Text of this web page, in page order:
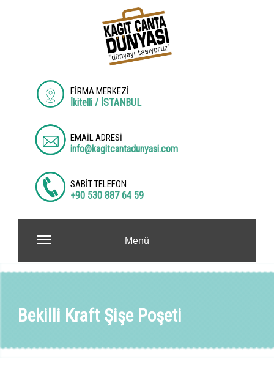
FİRMA MERKEZİ
İkitelli / İSTANBUL
EMAİL ADRESİ
info@kagitcantadunyasi.com
SABİT TELEFON
+90 530 887 64 59
Menü
Bekilli Kraft Şişe Poşeti